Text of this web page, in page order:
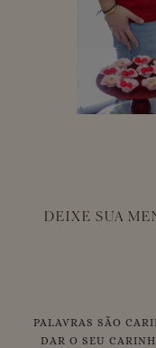
DEIXE SUA
PALAVRAS SÃO
DAR O SEU